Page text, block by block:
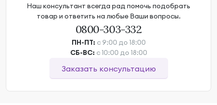
Наш консультант всегда рад помочь подобрать
товар и ответить на любые Ваши вопросы.
0800-303-332
ПН-ПТ: с 9:00 до 18:00
СБ-ВС: с 10:00 до 18:00
Заказать консультацию